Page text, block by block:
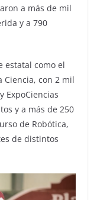
a más de mil
y a 790
estatal como el
Ciencia, con 2 mil
ExpoCiencias
y a más de 250
de Robótica,
de distintos